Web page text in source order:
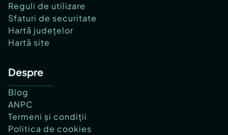
Reguli de utilizare
Sfaturi de securitate
Hartă județelor
Hartă site
Despre
Blog
ANPC
Termeni și condiții
Politica de cookies